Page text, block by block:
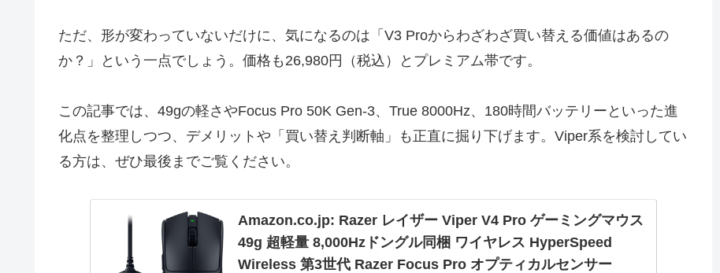
ただ、形が変わっていないだけに、気になるのは「V3 Proからわざわざ買い替える価値はあるの
か？」という一点でしょう。価格も26,980円（税込）とプレミアム帯です。
この記事では、49gの軽さやFocus Pro 50K Gen-3、True 8000Hz、180時間バッテリーといった進
化点を整理しつつ、デメリットや「買い替え判断軸」も正直に掘り下げます。Viper系を検討してい
る方は、ぜひ最後までご覧ください。
Amazon.co.jp: Razer レイザー Viper V4 Pro ゲーミングマウス
49g 超軽量 8,000Hzドングル同梱 ワイヤレス HyperSpeed
Wireless 第3世代 Razer Focus Pro オプティカルセンサー